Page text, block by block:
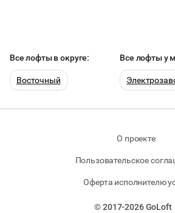
Все лофты в округе:
Восточный
Все лофты у
О проекте
Пользовательское
Оферта исполнителю
© 2017-2026 GoLoft